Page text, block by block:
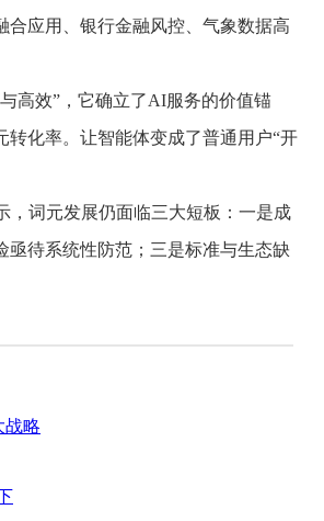
应用、银行金融风控、气象数据高
高效”，它确立了AI服务的价值锚
化率。让智能体变成了普通用户“开
词元发展仍面临三大短板：一是成
亟待系统性防范；三是标准与生态缺
战略